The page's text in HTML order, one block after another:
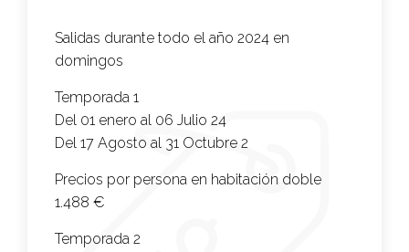
Salidas durante todo el año 2024 en
domingos
Temporada 1
Del 01 enero al 06 Julio 24
Del 17 Agosto al 31 Octubre 2
Precios por persona en habitación doble
1.488 €
Temporada 2